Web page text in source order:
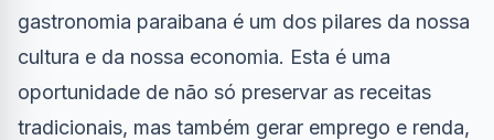
gastronomia paraibana é um dos pilares da nossa
cultura e da nossa economia. Esta é uma
oportunidade de não só preservar as receitas
tradicionais, mas também gerar emprego e renda,